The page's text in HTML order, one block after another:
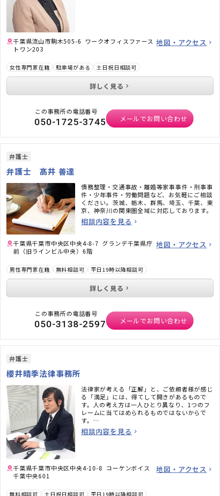
千葉県流山市駒木505-6 ワークオフィスファース
トワン203
地図・アクセス
女性専門家在籍 駐車場がある 土日祝日相談可
詳しく見る
この事務所の電話番号
050-1725-3745 メールでお問い合わせ
弁護士
弁護士 髙井 善達
債務整理・交通事故・離婚等家事事件・刑事事
件・少年事件・労働問題など、お気軽にご相談
ください。茨城、栃木、群馬、埼玉、千葉、東
京、神奈川の関東圏全域に対応しております。
相談内容を見る
千葉県千葉市中央区中央4-8-7 グランデ千葉県庁
前（旧ラインビル中央）6階
地図・アクセス
男性専門家在籍 無料相談可 平日19時以降相談可
詳しく見る
この事務所の電話番号
050-3138-2597 メールでお問い合わせ
弁護士
櫻井晴季法律事務所
法律家が考える「正解」と、ご依頼者様が感じ
る「満足」には、得てして開きがあるもので
す。人の考え方は一人ひとり異なり、1つのフ
レームに当てはめられるものではないからで
す。
お悩みごとも同様です。原因が異なれば解決方
法も自ずと異なりますので、私は、解決のため
す。
法律の解釈や手続きは複雑すぎる傾向にありま
が弁護士の努めです。「押しつける立場ではな
相談内容を見る
千葉県千葉市中央区中央4-10-8 コーケンボイス
千葉中央601
地図・アクセス
無料相談可 土日祝日相談可 平日19時以降相談可